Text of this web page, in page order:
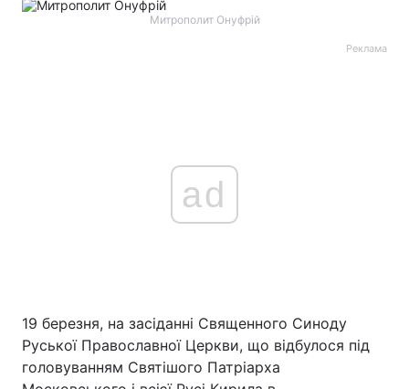
Митрополит Онуфрій
Реклама
ad
19 березня, на засіданні Священного Синоду
Руської Православної Церкви, що відбулося під
головуванням Святішого Патріарха